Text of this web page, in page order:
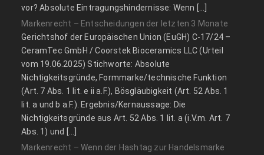
vor? Absolute Eintragungshindernisse: Wenn […]
Markenrecht – Entscheidungen der letzten 3 Monate
Gerichtshof der Europäischen Union (EuGH) C‑17/24 –
CeramTec GmbH / Coorstek Bioceramics LLC (Urteil
vom 19.06.2025) Stichworte: Absolute
Nichtigkeitsgründe, Formmarke/technische Funktion
(Art. 7 Abs. 1 lit. e ii a.F.), Bösgläubigkeit (Art. 52 Abs. 1
lit. a und b a.F.). Ergebnis/Kernaussage: Die
Nichtigkeitsgründe aus Art. 52 Abs. 1 lit. a (i.V.m. Art. 7
Abs. 1) und […]
Markenrecht – Wenn der Hashtag zur Handelsmarke